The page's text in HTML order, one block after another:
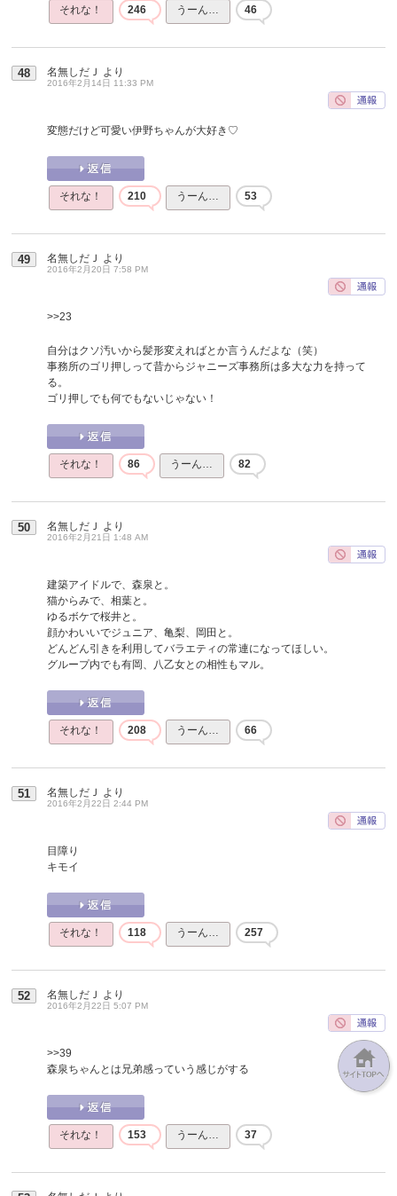
それな！ 246 うーん… 46
48 名無しだＪ より
2016年2月14日 11:33 PM
変態だけど可愛い伊野ちゃんが大好き♡
それな！ 210 うーん… 53
49 名無しだＪ より
2016年2月20日 7:58 PM
>>23
自分はクソ汚いから髪形変えればとか言うんだよな（笑）
事務所のゴリ押しって昔からジャニーズ事務所は多大な力を持って
る。
ゴリ押しでも何でもないじゃない！
それな！ 86 うーん… 82
50 名無しだＪ より
2016年2月21日 1:48 AM
建築アイドルで、森泉と。
猫からみで、相葉と。
ゆるボケで桜井と。
顔かわいいでジュニア、亀梨、岡田と。
どんどん引きを利用してバラエティの常連になってほしい。
グループ内でも有岡、八乙女との相性もマル。
それな！ 208 うーん… 66
51 名無しだＪ より
2016年2月22日 2:44 PM
目障り
キモイ
それな！ 118 うーん… 257
52 名無しだＪ より
2016年2月22日 5:07 PM
>>39
森泉ちゃんとは兄弟感っていう感じがする
それな！ 153 うーん… 37